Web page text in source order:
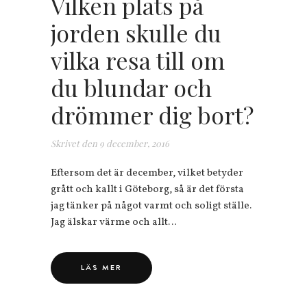
jorden skulle du
vilka resa till om
du blundar och
drömmer dig bort?
Skrivet den 9 december, 2016
Eftersom det är december, vilket betyder
grått och kallt i Göteborg, så är det första
jag tänker på något varmt och soligt ställe.
Jag älskar värme och allt…
LÄS MER